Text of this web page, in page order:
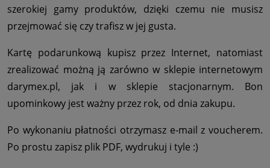
szerokiej gamy produktów, dzięki czemu nie musisz
przejmować się czy trafisz w jej gusta.
Kartę podarunkową kupisz przez Internet, natomiast
zrealizować możną ją zarówno w sklepie internetowym
darymex.pl, jak i w sklepie stacjonarnym. Bon
upominkowy jest ważny przez rok, od dnia zakupu.
Po wykonaniu płatności otrzymasz e-mail z voucherem.
Po prostu zapisz plik PDF, wydrukuj i tyle :)